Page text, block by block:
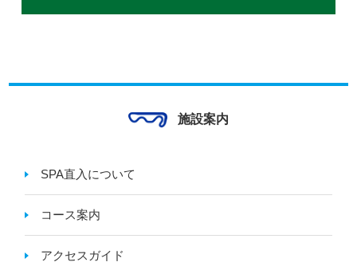
施設案内
SPA直入について
コース案内
アクセスガイド